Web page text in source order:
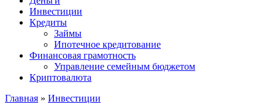
Инвестиции
Кредиты
Займы
Ипотечное кредитование
Финансовая грамотность
Управление семейным бюджетом
Криптовалюта
Главная » Инвестиции